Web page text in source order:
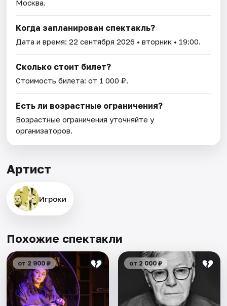
Москва.
Когда запланирован спектакль?
Дата и время:22 сентября 2026 • вторник • 19:00.
Сколько стоит билет?
Стоимость билета: от 1 000 ₽.
Есть ли возрастные ограничения?
Возрастные ограничения уточняйте у
организаторов.
Артист
Игроки
Похожие спектакли
от 2 900 ₽ от 2 000 ₽